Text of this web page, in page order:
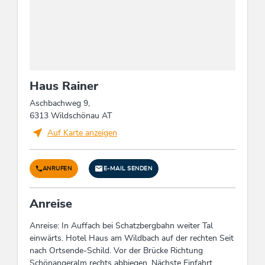
Lage
Wiesenlage, Romantisches Umfeld, Berglage,
Waldnähe, Hanglage, Wanderweg - Entfernung
(m): 50, Ruhige Lage
Tagung / Kongress
Flip-Chart, Nichtraucher-Tagungsraum,
Großbildschirm, Tagungs-/Seminarräume für
max. Pers.: 20, Wandtafeln / Whiteboards /
Metaplan, WiFi
Haus Rainer
Aschbachweg 9,
6313 Wildschönau AT
Auf Karte anzeigen
ANRUFEN E-MAIL SENDEN
Anreise
Anreise: In Auffach bei Schatzbergbahn weiter Tal
einwärts. Hotel Haus am Wildbach auf der rechten Seit
nach Ortsende-Schild. Vor der Brücke Richtung